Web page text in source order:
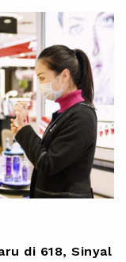
di 618, Sinyal